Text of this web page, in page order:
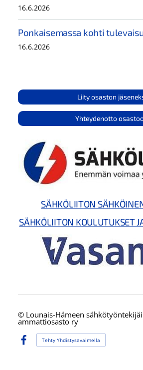
16.6.2026
Ponkaisemassa kohti
16.6.2026
Liity osaston
Yhteydenotto
SÄHKÖLIITON
SÄHKÖLIITON KOULUTUKSET
© Lounais-Hämeen
ammattiosasto ry
Facebook
Tehty Yhdistysavaimella